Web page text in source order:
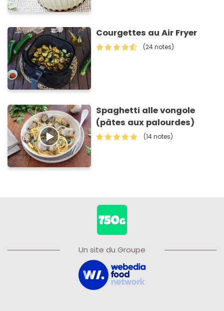
Courgettes au Air Fryer
(24 notes)
Spaghetti alle vongole
(pâtes aux palourdes)
(14 notes)
Un site du Groupe